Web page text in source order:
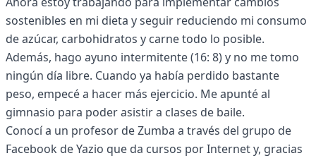
sostenibles en mi dieta y seguir reduciendo mi consumo
de azúcar, carbohidratos y carne todo lo posible.
Además, hago ayuno intermitente (16: 8) y no me tomo
ningún día libre. Cuando ya había perdido bastante
peso, empecé a hacer más ejercicio. Me apunté al
gimnasio para poder asistir a clases de baile.
Conocí a un profesor de Zumba a través del grupo de
Facebook de Yazio que da cursos por Internet y, gracias